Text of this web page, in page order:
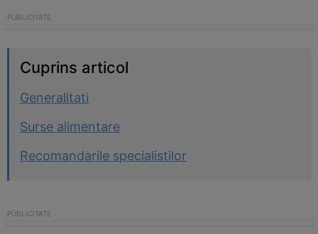
Cuprins articol
Generalitati
Surse alimentare
Recomandarile specialistilor